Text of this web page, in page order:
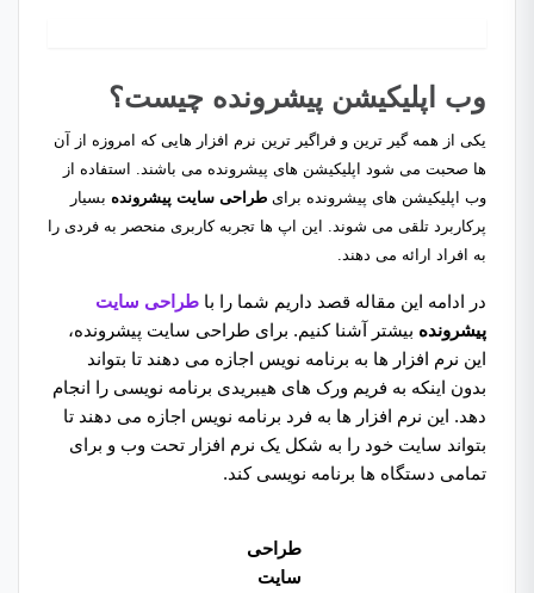
وب اپلیکیشن پیشرونده چیست؟
یکی از همه گیر ترین و فراگیر ترین نرم افزار هایی که امروزه از آن
ها صحبت می شود اپلیکیشن های پیشرونده می باشند. استفاده از
وب اپلیکیشن های پیشرونده برای طراحی سایت پیشرونده بسیار
پرکاربرد تلقی می شوند. این اپ ها تجربه کاربری منحصر به فردی را
به افراد ارائه می دهند.
در ادامه این مقاله قصد داریم شما را با طراحی سایت
پیشرونده بیشتر آشنا کنیم. برای طراحی سایت پیشرونده،
این نرم ‌افزار ها به برنامه نویس اجازه می‌ دهند تا بتواند
بدون اینکه به فریم ورک های هیبریدی برنامه نویسی را انجام
دهد. این نرم ‌افزار ها به فرد برنامه نویس اجازه می ‌دهند تا
بتواند سایت خود را به شکل یک نرم افزار تحت وب و برای
تمامی دستگاه ها برنامه نویسی کند.
طراحی
سایت